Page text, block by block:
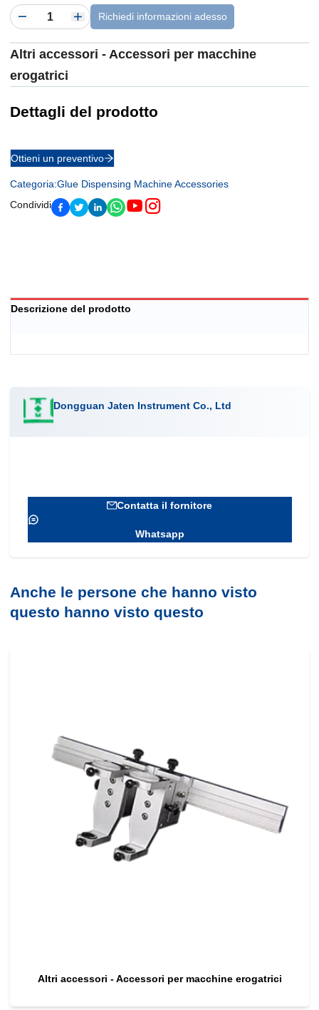
Richiedi informazioni adesso
Altri accessori - Accessori per macchine
erogatrici
Dettagli del prodotto
Ottieni un preventivo
Categoria:Glue Dispensing Machine Accessories
Condividi
Descrizione del prodotto
Dongguan Jaten Instrument Co., Ltd
Contatta il fornitore
Whatsapp
Anche le persone che hanno visto
questo hanno visto questo
Altri accessori - Accessori per macchine erogatrici